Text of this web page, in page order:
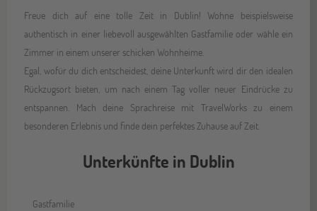
Freue dich auf eine tolle Zeit in Dublin! Wohne beispielsweise
authentisch in einer liebevoll ausgewählten Gastfamilie oder wähle ein
Zimmer in einem unserer schicken Wohnheime.
Egal, wofür du dich entscheidest, deine Unterkunft wird dir den idealen
Rückzugsort bieten, um nach einem Tag voller neuer Eindrücke zu
entspannen. Mach deine Sprachreise mit TravelWorks zu einem
besonderen Erlebnis und finde dein perfektes Zuhause auf Zeit.
Unterkünfte in Dublin
Gastfamilie